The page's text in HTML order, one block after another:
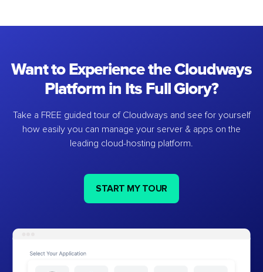
Want to Experience the Cloudways
Platform in Its Full Glory?
Take a FREE guided tour of Cloudways and see for yourself
how easily you can manage your server & apps on the
leading cloud-hosting platform.
START MY TOUR